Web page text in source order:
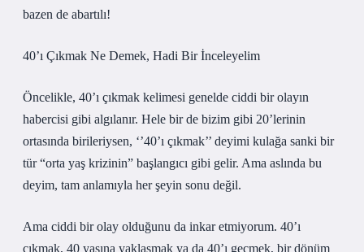
bazen de abartılı!
40’ı Çıkmak Ne Demek, Hadi Bir İnceleyelim
Öncelikle, 40’ı çıkmak kelimesi genelde ciddi bir olayın
habercisi gibi algılanır. Hele bir de bizim gibi 20’lerinin
ortasında birileriysen, ‘’40’ı çıkmak’’ deyimi kulağa sanki bir
tür “orta yaş krizinin” başlangıcı gibi gelir. Ama aslında bu
deyim, tam anlamıyla her şeyin sonu değil.
Ama ciddi bir olay olduğunu da inkar etmiyorum. 40’ı
çıkmak, 40 yaşına yaklaşmak ya da 40’ı geçmek, bir dönüm